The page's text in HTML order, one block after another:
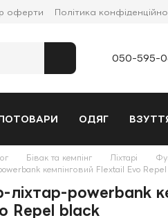
оферти Політика
050-595-
ОДЯГ
Бівак та кемпінг Ліхтарі
кемпінговий Flextail Evo
ліхтар-powerbank
Repel black